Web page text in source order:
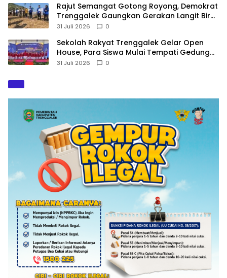
​Rajut Semangat Gotong Royong, Demokrat
Trenggalek Gaungkan Gerakan Langit Biru
di Pantai Konang
31 Juli 2026 0
Sekolah Rakyat Trenggalek Gelar Open
House, Para Siswa Mulai Tempati Gedung
Baru
31 Juli 2026 0